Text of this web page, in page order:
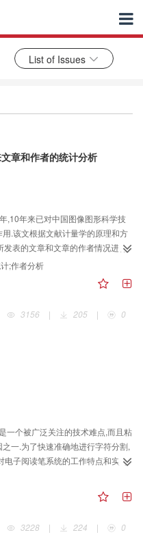
List of Issues
章和作者的统计分析
,10年来已对中国图像图形科学技
.该文根据文献计量学的原理和方
表的文章和文章的作者情况进行
了《中国图象图形学报》创刊以
究者的现状.该文既肯定了该刊作为
的发展和办好该刊物提供了参考数
;作者分析
3156
| 205 | 0
一个被广泛关注的技术难点,而且粘
一.为了快速准确地进行字符分割,
电子阅读笔系统的工作特点和实时
的基于词片识别的分割算法.该方
基于孤立字符识别方法对于字符切
数为切分工具来进行字符分割,简单
识别错误的同时,不仅降低了运算
用.实验证明,该算法不仅效率高,而
3228
| 224 | 0